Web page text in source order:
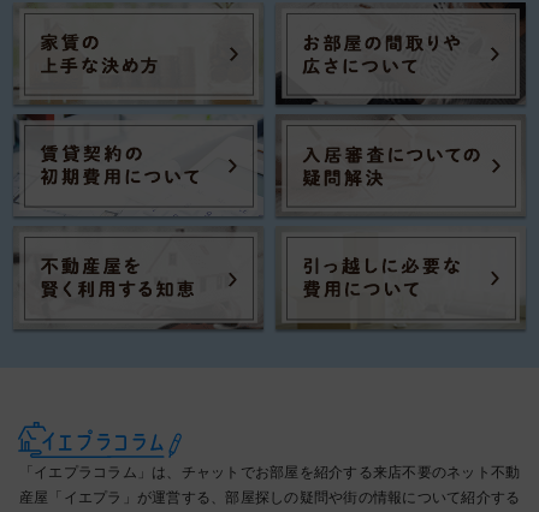
「イエプラコラム」は、チャットでお部屋を紹介する来店不要のネット不動
産屋「イエプラ」が運営する、部屋探しの疑問や街の情報について紹介する